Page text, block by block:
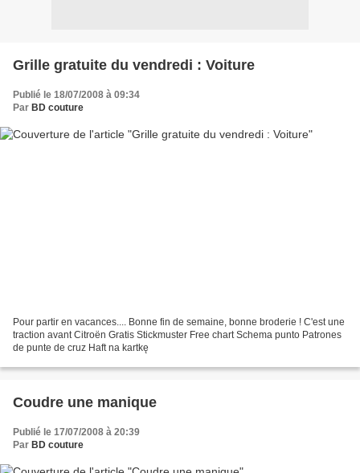
Grille gratuite du vendredi : Voiture
Publié le 18/07/2008 à 09:34
Par BD couture
Pour partir en vacances.... Bonne fin de semaine, bonne broderie ! C'est une
traction avant Citroën Gratis Stickmuster Free chart Schema punto Patrones
de punte de cruz Haft na kartkę
Coudre une manique
Publié le 17/07/2008 à 20:39
Par BD couture